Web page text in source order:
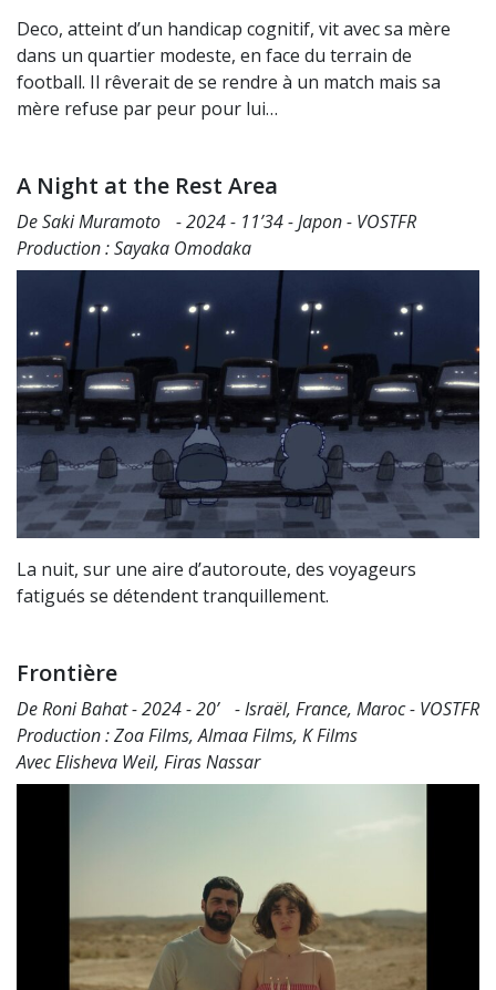
Deco, atteint d’un handicap cognitif, vit avec sa mère
dans un quartier modeste, en face du terrain de
football. Il rêverait de se rendre à un match mais sa
mère refuse par peur pour lui…
A Night at the Rest Area
De Saki Muramoto - 2024 - 11’34 - Japon - VOSTFR
Production : Sayaka Omodaka
La nuit, sur une aire d’autoroute, des voyageurs
fatigués se détendent tranquillement.
Frontière
De Roni Bahat - 2024 - 20’ - Israël, France, Maroc - VOSTFR
Production : Zoa Films, Almaa Films, K Films
Avec Elisheva Weil, Firas Nassar